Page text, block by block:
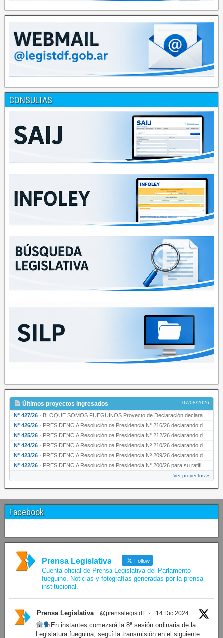
CONSULTAS
Últimos proyectos ingresados 07/08/2026
N° 427/26 · BLOQUE SOMOS FUEGUINOS Proyecto de Declaración declarando de interés provincial PRESIDENCI…
N° 426/26 · PRESIDENCIA Resolución de Presidencia N° 216/26 declarando de interés provincial la labor …
N° 425/26 · PRESIDENCIA Resolución de Presidencia N° 212/26 declarando de interés provincial el “50° A…
N° 424/26 · PRESIDENCIA Resolución de Presidencia Nº 210/26 declarando de interés provincial el proyec…
N° 423/26 · PRESIDENCIA Resolución de Presidencia Nº 209/26 declarando de interés provincial la presen…
N° 422/26 · PRESIDENCIA Resolución de Presidencia N° 200/26 para su ratificación.
Ver proyectos »
Facebook
Prensa Legislativa Follow
Cuenta oficial de Prensa Legislativa del Parlamento
fueguino. Noticias y fotografías generadas por la prensa
institucional.
Prensa Legislativa @prensalegistdf · 14 Dic 2024
En instantes comezará la 8ª sesión ordinaria de la
Legislatura fueguina, seguí la transmisión en el siguiente